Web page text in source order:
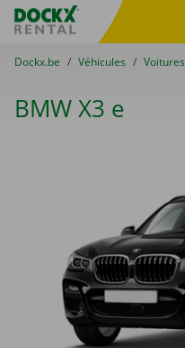
sitename
You are here:
du
Dockx.be to
Véhicules to
Voitures
BMW X3 e